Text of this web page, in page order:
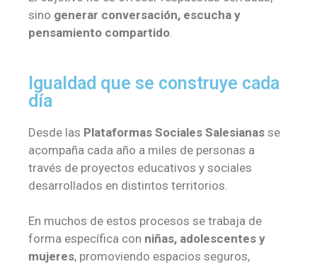
sino generar conversación, escucha y
pensamiento compartido.
Igualdad que se construye cada
día
Desde las Plataformas Sociales Salesianas se
acompaña cada año a miles de personas a
través de proyectos educativos y sociales
desarrollados en distintos territorios.
En muchos de estos procesos se trabaja de
forma específica con niñas, adolescentes y
mujeres, promoviendo espacios seguros,